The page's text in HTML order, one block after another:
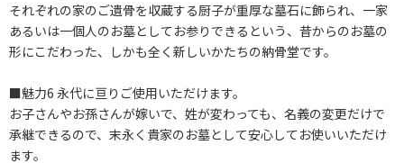
それぞれの家のご遺骨を収蔵する厨子が重厚な墓石に飾られ、一家
あるいは一個人のお墓としてお参りできるという、昔からのお墓の
形にこだわった、しかも全く新しいかたちの納骨堂です。
■魅力6 永代に亘りご使用いただけます。
お子さんやお孫さんが嫁いで、姓が変わっても、名義の変更だけで
承継できるので、末永く貴家のお墓として安心してお使いいただけ
ます。